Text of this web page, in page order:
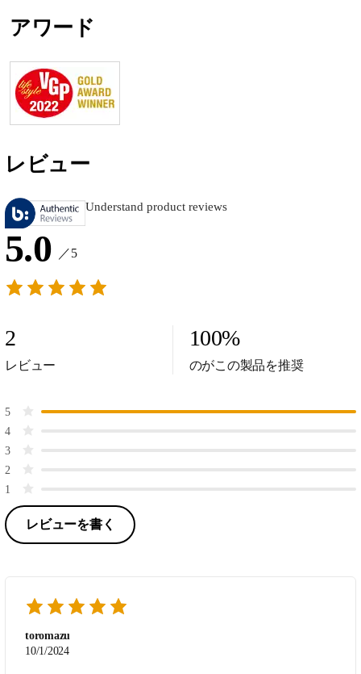
アワード
レビュー
Understand product reviews
5.0 ／5
2
レビュー
100%
のがこの製品を推奨
5
4
3
2
1
レビューを書く
toromazu
10/1/2024